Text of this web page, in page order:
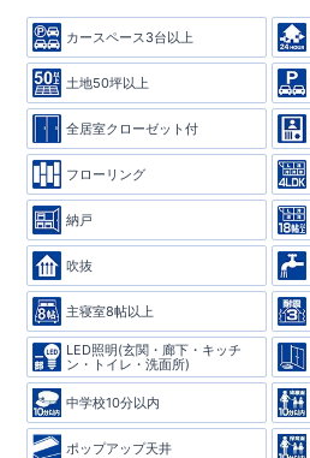
カースペース3台以上
土地50坪以上
全居室クローゼット付
フローリング
納戸
吹抜
主寝室8帖以上
LED照明(玄関・廊下・キッチ
ン・トイレ・洗面所)
中学校10分以内
ポップアップ天井